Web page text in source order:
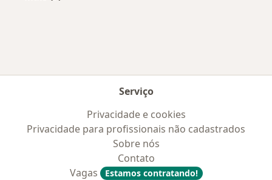
Serviço
Privacidade e cookies
Privacidade para profissionais não cadastrados
Sobre nós
Contato
Vagas
Estamos contratando!